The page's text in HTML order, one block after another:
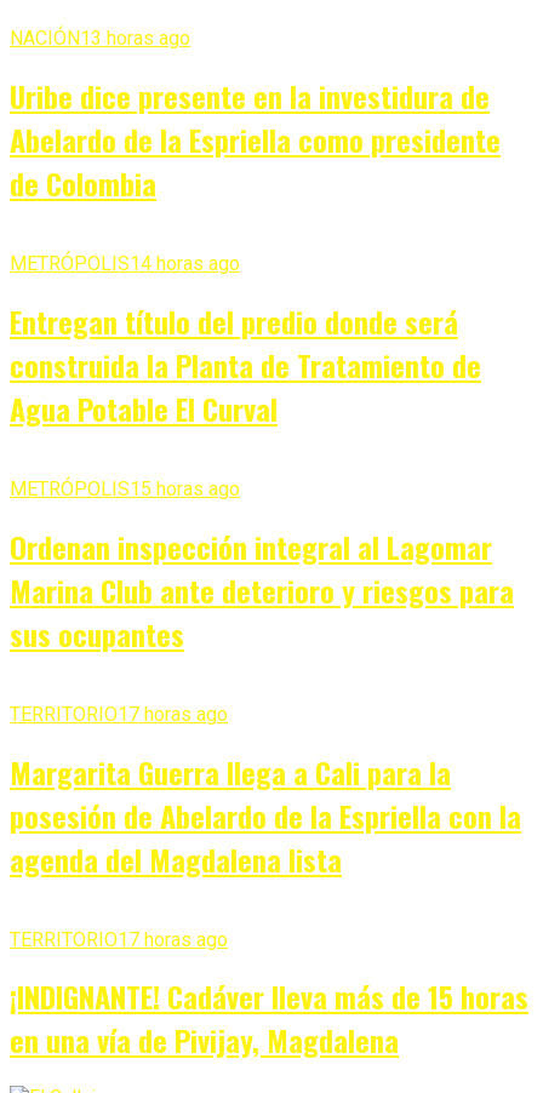
NACIÓN13 horas ago
Uribe dice presente en la investidura de
Abelardo de la Espriella como presidente
de Colombia
METRÓPOLIS14 horas ago
Entregan título del predio donde será
construida la Planta de Tratamiento de
Agua Potable El Curval
METRÓPOLIS15 horas ago
Ordenan inspección integral al Lagomar
Marina Club ante deterioro y riesgos para
sus ocupantes
TERRITORIO17 horas ago
Margarita Guerra llega a Cali para la
posesión de Abelardo de la Espriella con la
agenda del Magdalena lista
TERRITORIO17 horas ago
¡INDIGNANTE! Cadáver lleva más de 15 horas
en una vía de Pivijay, Magdalena